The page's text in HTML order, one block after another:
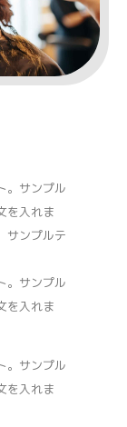
。サンプル
を入れま
サンプルテ
。サンプル
を入れま
。サンプル
を入れま